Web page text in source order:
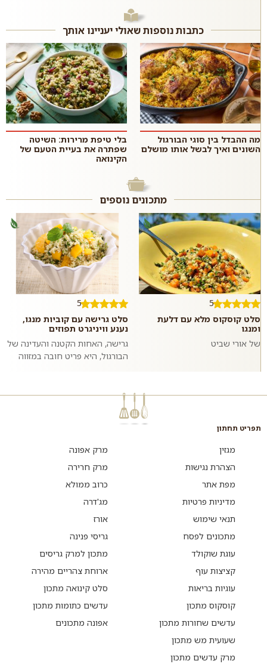
כתבות נוספות שאולי יעניינו אותך
מה ההבדל בין סוגי הבורגול
השונים ואיך לבשל אותו מושלם
בלי טיפת מרירות: השיטה
שפתרה את בעיית הטעם של
הקינואה
מתכונים נוספים
5
סלט קוסקוס מלא עם דלעת
ומנגו
של אורי שביט
5
סלט גרישה עם קוביות מנגו,
נענע וויניגרט תפוזים
גרישה, האחות הקטנה והעדינה של
הבורגול, היא פריט חובה במזווה
בוויטמינים מק...
תפריט תחתון
מגזין
הצהרת נגישות
מפת אתר
מדיניות פרטיות
תנאי שימוש
מתכונים לפסח
עוגת שוקולד
קציצות עוף
עוגיות בריאות
קוסקוס מתכון
עדשים שחורות מתכון
שעועית מש מתכון
מרק עדשים מתכון
מרק אפונה
מרק חרירה
כרוב ממולא
מג'דרה
אורז
גריסי פנינה
מתכון למרק גריסים
ארוחת צהריים מהירה
סלט קינואה מתכון
עדשים כתומות מתכון
אפונה מתכונים